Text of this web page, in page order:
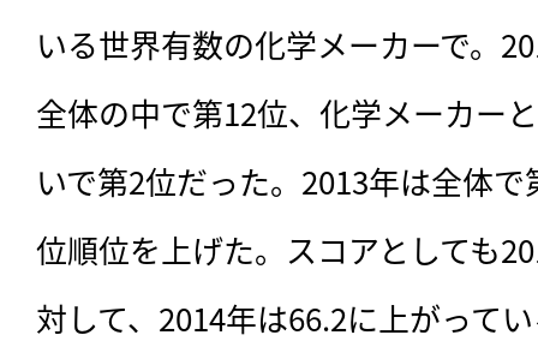
いる世界有数の化学メーカーで。
全体の中で第12位、化学メーカー
いで第2位だった。2013年は全体
位順位を上げた。スコアとしても
対して、2014年は66.2に上がって